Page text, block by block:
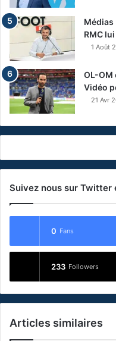
Médias
RMC
1 Août
OL-OM
Vidéo
21 Avr
Suivez nous sur Twitter
0 Fans
233 Followers
Articles similaires